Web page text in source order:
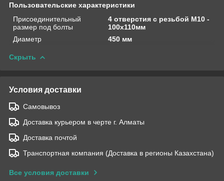
Пользовательские характеристики
Присоединительный
размер под болты
4 отверстия с резьбой М10 -
100х110мм
Диаметр
450 мм
Скрыть
Условия доставки
Самовывоз
Доставка курьером в черте г. Алматы
Доставка почтой
Транспортная компания (Доставка в регионы Казахстана)
Все условия доставки